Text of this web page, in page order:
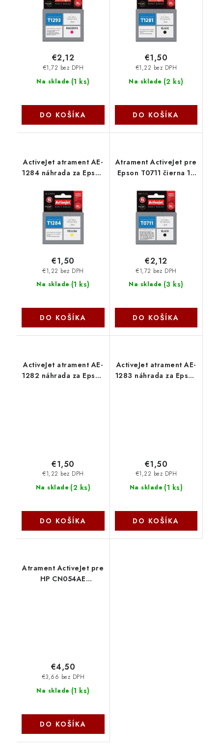
Na sklade (1 ks)
€1,72 bez DPH
€2,12
DO KOŠÍKA
Na sklade (2 ks)
€1,22 bez DPH
€1,50
DO KOŠÍKA
ActiveJet atrament AE-
1284 náhrada za Epson
1284 - AE-1284N
Na sklade (1 ks)
€1,22 bez DPH
€1,50
DO KOŠÍKA
Atrament ActiveJet pre
Epson T0711 čierna 10
Na sklade (3 ks)
€1,72 bez DPH
€2,12
DO KOŠÍKA
ActiveJet atrament AE-
1282 náhrada za Epson
Na sklade (2 ks)
€1,22 bez DPH
€1,50
DO KOŠÍKA
ActiveJet atrament AE-
1283 náhrada za Epson
Na sklade (1 ks)
€1,22 bez DPH
€1,50
DO KOŠÍKA
Atrament ActiveJet pre
HP CN054AE
Na sklade (1 ks)
€3,66 bez DPH
€4,50
DO KOŠÍKA